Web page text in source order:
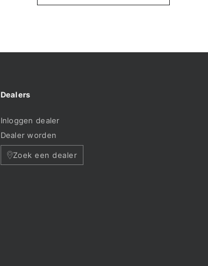
Dealers
Inloggen dealer
Dealer worden
Zoek een dealer